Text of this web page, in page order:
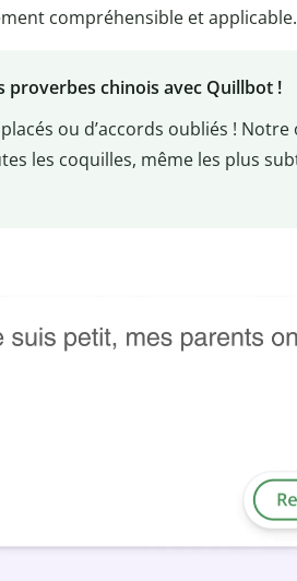
compréhensible et applicable.
proverbes chinois avec Quillbot !
ou d’accords oubliés !
les coquilles, même les plus